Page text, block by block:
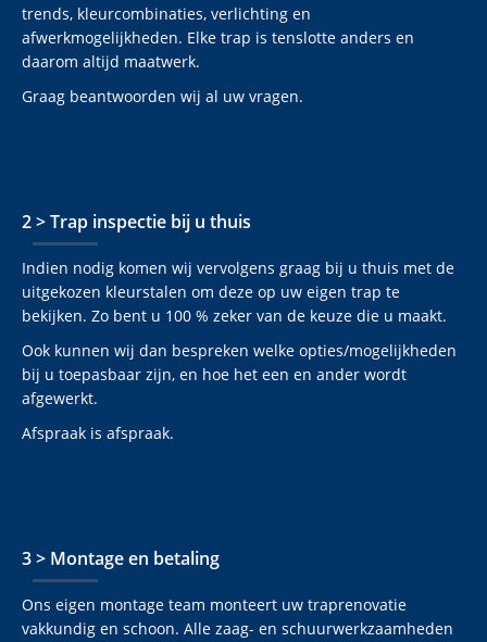
trends, kleurcombinaties, verlichting en
afwerkmogelijkheden. Elke trap is tenslotte anders en
daarom altijd maatwerk.
Graag beantwoorden wij al uw vragen.
2 > Trap inspectie bij u thuis
Indien nodig komen wij vervolgens graag bij u thuis met de
uitgekozen kleurstalen om deze op uw eigen trap te
bekijken. Zo bent u 100 % zeker van de keuze die u maakt.
Ook kunnen wij dan bespreken welke opties/mogelijkheden
bij u toepasbaar zijn, en hoe het een en ander wordt
afgewerkt.
Afspraak is afspraak.
3 > Montage en betaling
Ons eigen montage team monteert uw traprenovatie
vakkundig en schoon. Alle zaag- en schuurwerkzaamheden